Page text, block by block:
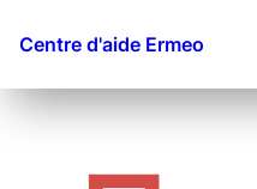
Centre d'aide Ermeo